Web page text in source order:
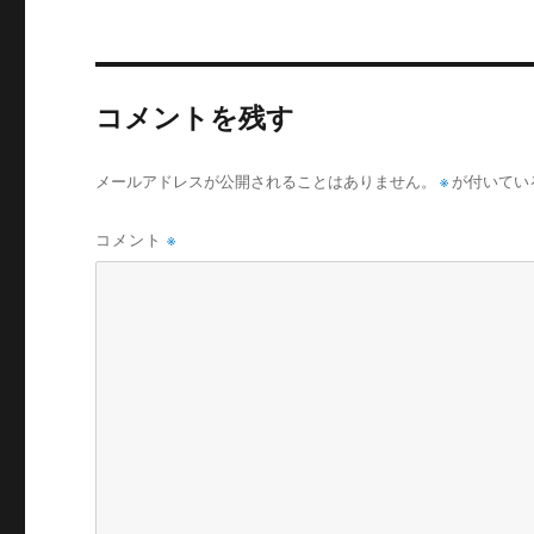
コメントを残す
メールアドレスが公開されることはありません。 ※ が付いて
コメント※